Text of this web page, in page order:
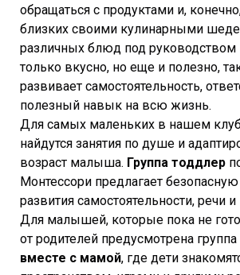
обращаться с продуктами и,
близких своими кулинарными
различных блюд под руководством
только вкусно, но еще и полезно,
развивает самостоятельность,
полезный навык на всю жизнь.
Для самых маленьких в нашем
найдутся занятия по душе и
возраст малыша. Группа тоддлер
Монтессори предлагает
развития самостоятельности, речи
Для малышей, которые пока не
от родителей предусмотрена
вместе с мамой, где дети